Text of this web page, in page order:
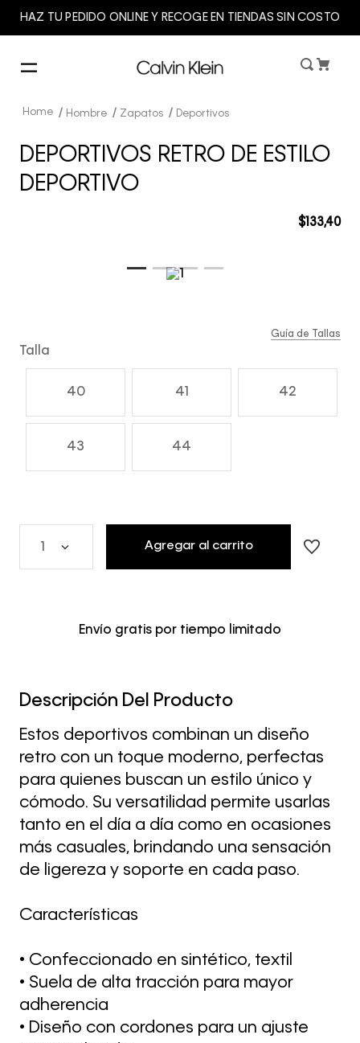
HAZ TU PEDIDO ONLINE Y RECOGE EN TIENDAS SIN COSTO
Hombre Zapatos Deportivos
DEPORTIVOS RETRO DE ESTILO
DEPORTIVO
$133,40
Talla
40 41 42
43 44
Guía de Tallas
Agregar al carrito
Envío gratis por tiempo limitado
Descripción Del Producto
Estos deportivos combinan un diseño
retro con un toque moderno, perfectas
para quienes buscan un estilo único y
cómodo. Su versatilidad permite usarlas
tanto en el día a día como en ocasiones
más casuales, brindando una sensación
de ligereza y soporte en cada paso.
Características
• Confeccionado en sintético, textil
• Suela de alta tracción para mayor
adherencia
• Diseño con cordones para un ajuste